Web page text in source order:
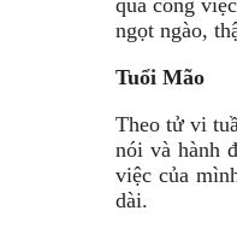
qua công
ngọt ngào,
Tuổi Mão
Theo tử vi
nói và hành
việc của
dài.